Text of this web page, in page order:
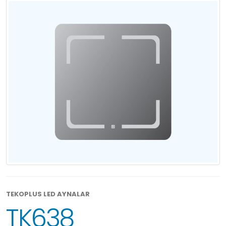
TEKOPLUS LED AYNALAR
TK638